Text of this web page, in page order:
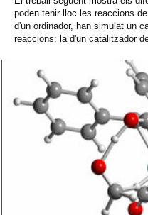
poden tenir lloc les reaccions
d'un ordinador, han simulat un
reaccions: la d'un catalitzador